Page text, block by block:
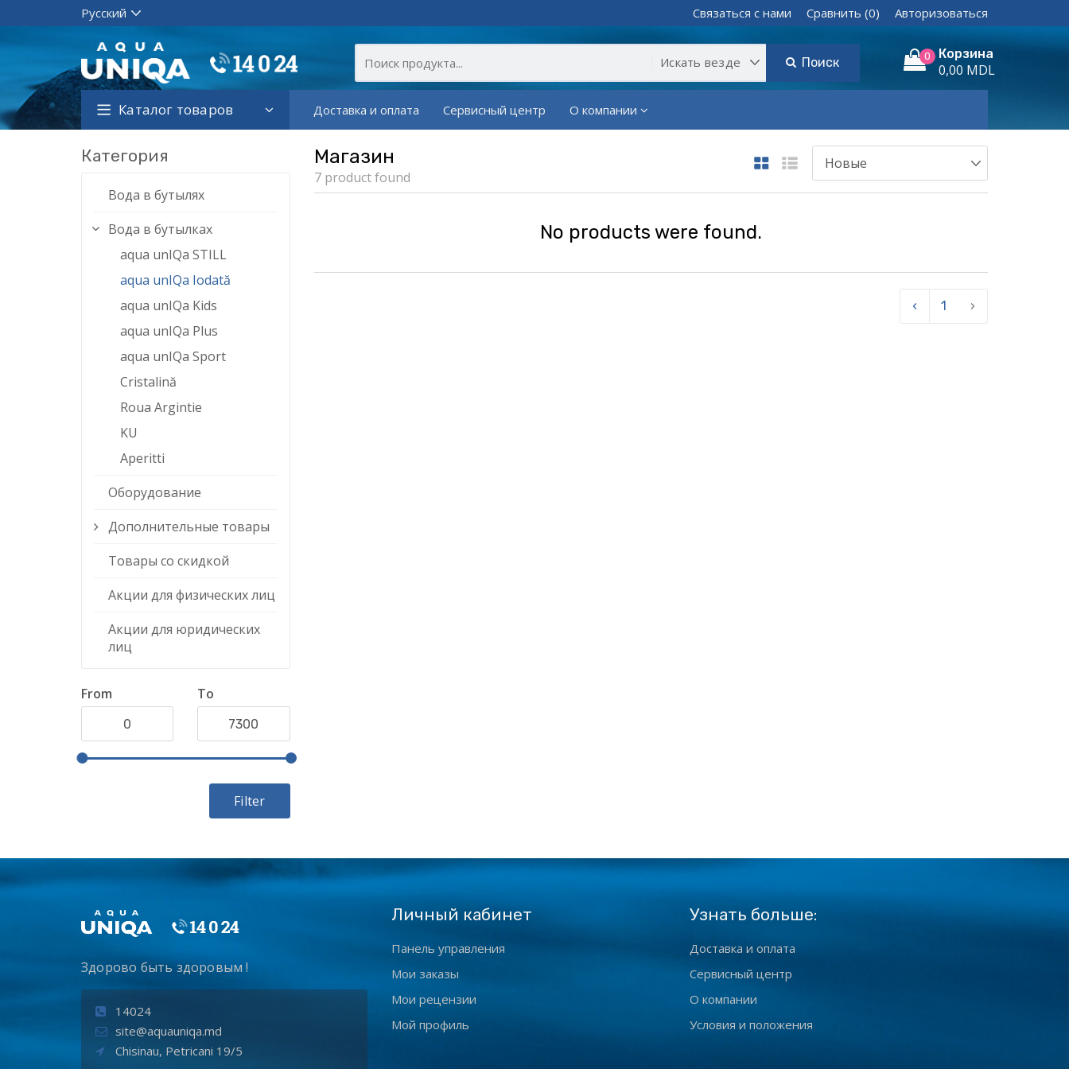
Связаться с нами Сравнить (0) Авторизоваться
0 Корзина
0,00 MDL
Поиск
Каталог товаров Доставка и оплата Сервисный центр О компании
Категория
Вода в бутылях
Вода в бутылках
aqua unIQa STILL
aqua unIQa Iodată
aqua unIQa Kids
aqua unIQa Plus
aqua unIQa Sport
Cristalină
Roua Argintie
KU
Aperitti
Оборудование
Дополнительные товары
Товары со скидкой
Акции для физических лиц
Акции для юридических
лиц
From To
Filter
Магазин
7 product found
No products were found.
‹ 1 ›
Здорово быть здоровым !
14024
site@aquauniqa.md
Chisinau, Petricani 19/5
Личный кабинет
Панель управления
Мои заказы
Мои рецензии
Мой профиль
Узнать больше:
Доставка и оплата
Сервисный центр
О компании
Условия и положения